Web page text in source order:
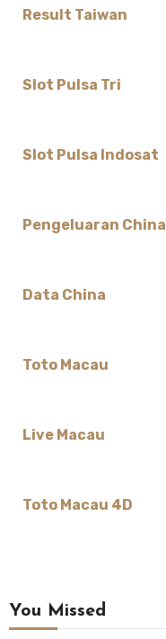
Result Taiwan
Slot Pulsa Tri
Slot Pulsa Indosat
Pengeluaran China
Data China
Toto Macau
Live Macau
Toto Macau 4D
You Missed